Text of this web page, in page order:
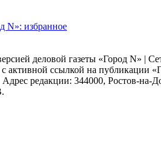
N»: избранное
деловой газеты «Город N» |
активной ссылкой на
редакции: 344000, Ростов-